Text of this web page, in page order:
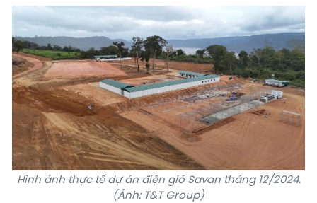
Hình ảnh thực tế dự án điện gió Savan tháng 12/2024.
(Ảnh: T&T Group)